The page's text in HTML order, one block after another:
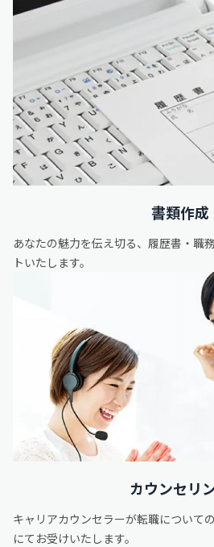
書類作成
あなたの魅力を伝え切る、履歴書・職
トいたします。
カウンセリ
キャリアカウンセラーが転職について
にてお受けいたします。